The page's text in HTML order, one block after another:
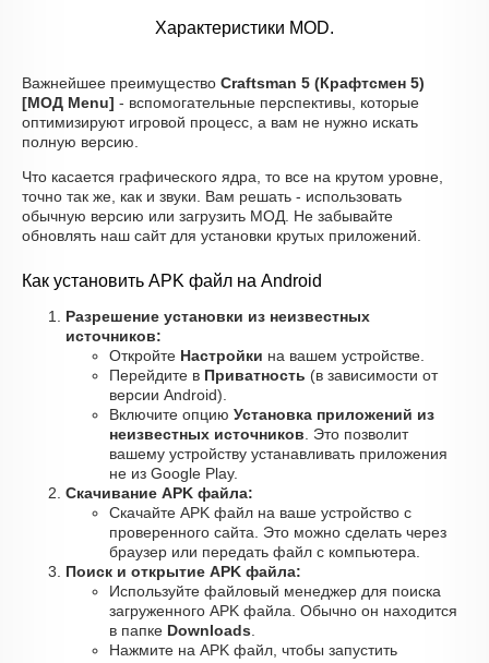
Характеристики MOD.
Важнейшее преимущество Craftsman 5 (Крафтсмен 5)
[МОД Menu] - вспомогательные перспективы, которые
оптимизируют игровой процесс, а вам не нужно искать
полную версию.
Что касается графического ядра, то все на крутом уровне,
точно так же, как и звуки. Вам решать - использовать
обычную версию или загрузить МОД. Не забывайте
обновлять наш сайт для установки крутых приложений.
Как установить APK файл на Android
Разрешение установки из неизвестных
источников:
Откройте Настройки на вашем устройстве.
Перейдите в Приватность (в зависимости от
версии Android).
Включите опцию Установка приложений из
неизвестных источников . Это позволит
вашему устройству устанавливать приложения
не из Google Play.
Скачивание APK файла:
Скачайте APK файл на ваше устройство с
проверенного сайта. Это можно сделать через
браузер или передать файл с компьютера.
Поиск и открытие APK файла:
Используйте файловый менеджер для поиска
загруженного APK файла. Обычно он находится
в папке Downloads
Нажмите на APK файл, чтобы запустить